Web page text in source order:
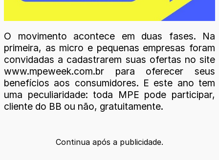
O movimento acontece em duas fases. Na
primeira, as micro e pequenas empresas foram
convidadas a cadastrarem suas ofertas no site
www.mpeweek.com.br para oferecer seus
benefícios aos consumidores. E este ano tem
uma peculiaridade: toda MPE pode participar,
cliente do BB ou não, gratuitamente.
Continua após a publicidade.